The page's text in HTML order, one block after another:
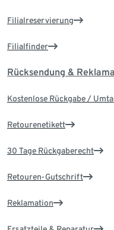
Filialreservierung
Filialfinder
Rücksendung &
Kostenlose Rückgabe /
Retourenetikett
30 Tage Rückgaberecht
Retouren-Gutschrift
Reklamation